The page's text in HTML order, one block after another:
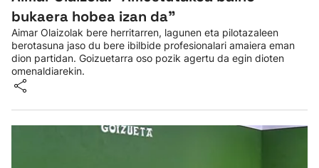
bukaera hobea izan da"
Aimar Olaizolak bere herritarren, lagunen eta pilotazaleen
berotasuna jaso du bere ibilbide profesionalari amaiera eman
dion partidan. Goizuetarra oso pozik agertu da egin dioten
omenaldiarekin.